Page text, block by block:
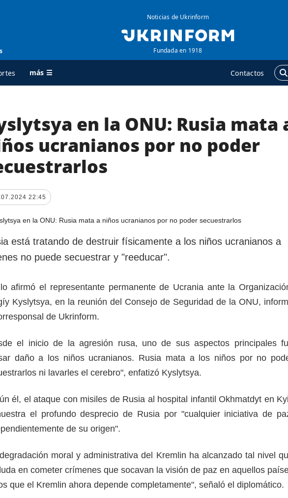
Noticias de Ukrinform
Fundada en 1918
más ☰ Contactos
AGENCIA
sobre la agencia
contacto
condiciones de
protección de datos
ADICIONAL
Publicaciones
en la ONU: Rusia mata
ucranianos por no poder
22:45
está tratando de destruir físicamente a los niños ucranianos a
no puede secuestrar y "reeducar".
afirmó el representante permanente de Ucrania ante la
Kyslytsya, en la reunión del Consejo de Seguridad de la ONU,
de Ukrinform.
el inicio de la agresión rusa, uno de sus aspectos principales
daño a los niños ucranianos. Rusia mata a los niños por no
ni lavarles el cerebro", enfatizó Kyslytsya.
él, el ataque con misiles de Rusia al hospital infantil Okhmatdyt en
el profundo desprecio de Rusia por "cualquier iniciativa de
de su origen".
moral y administrativa del Kremlin ha alcanzado tal nivel
en cometer crímenes que socavan la visión de paz en aquellos
que el Kremlin ahora depende completamente", señaló el diplomático.